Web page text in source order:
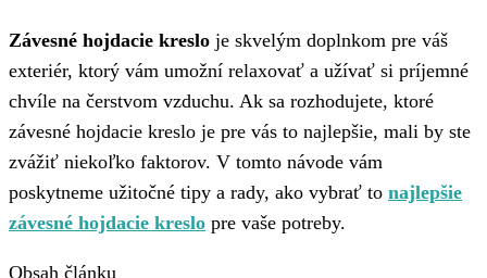
Závesné hojdacie kreslo je skvelým doplnkom pre váš
exteriér, ktorý vám umožní relaxovať a užívať si príjemné
chvíle na čerstvom vzduchu. Ak sa rozhodujete, ktoré
závesné hojdacie kreslo je pre vás to najlepšie, mali by ste
zvážiť niekoľko faktorov. V tomto návode vám
poskytneme užitočné tipy a rady, ako vybrať to najlepšie
závesné hojdacie kreslo pre vaše potreby.
Obsah článku